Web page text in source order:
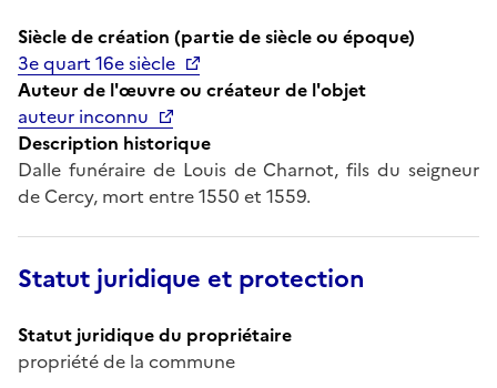
Siècle de création (partie de siècle ou époque)
3e quart 16e siècle
Auteur de l'œuvre ou créateur de l'objet
auteur inconnu
Description historique
Dalle funéraire de Louis de Charnot, fils du seigneur
de Cercy, mort entre 1550 et 1559.
Statut juridique et protection
Statut juridique du propriétaire
propriété de la commune